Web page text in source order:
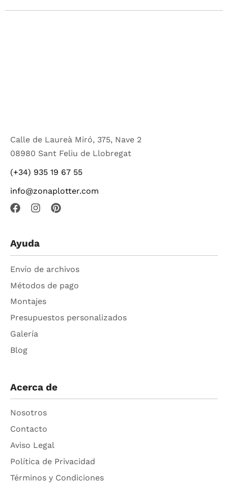
Calle de Laureà Miró, 375, Nave 2
08980 Sant Feliu de Llobregat
(+34) 935 19 67 55
info@zonaplotter.com
Ayuda
Envío de archivos
Métodos de pago
Montajes
Presupuestos personalizados
Galería
Blog
Acerca de
Nosotros
Contacto
Aviso Legal
Política de Privacidad
Términos y Condiciones